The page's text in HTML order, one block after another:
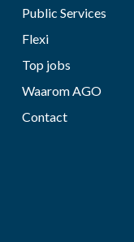
Public Services
Flexi
Top jobs
Waarom AGO
Contact